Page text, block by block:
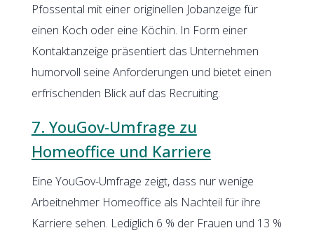
Pfossental mit einer originellen Jobanzeige für
einen Koch oder eine Köchin. In Form einer
Kontaktanzeige präsentiert das Unternehmen
humorvoll seine Anforderungen und bietet einen
erfrischenden Blick auf das Recruiting.
7. YouGov-Umfrage zu
Homeoffice und Karriere
Eine YouGov-Umfrage zeigt, dass nur wenige
Arbeitnehmer Homeoffice als Nachteil für ihre
Karriere sehen. Lediglich 6 % der Frauen und 13 %